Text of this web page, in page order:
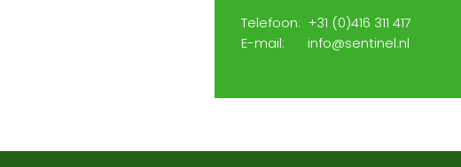
Telefoon: +31 (0)416 311 417
E-mail:
info@sentinel.nl